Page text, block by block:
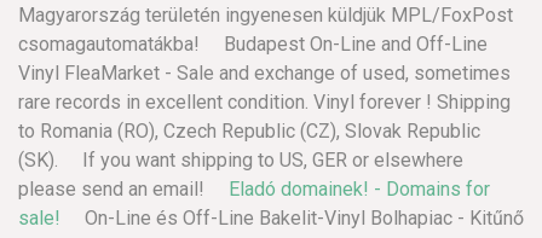
Magyarország területén ingyenesen küldjük MPL/FoxPost
csomagautomatákba! Budapest On-Line and Off-Line
Vinyl FleaMarket - Sale and exchange of used, sometimes
rare records in excellent condition. Vinyl forever ! Shipping
to Romania (RO), Czech Republic (CZ), Slovak Republic
(SK). If you want shipping to US, GER or elsewhere
please send an email! Eladó domainek! - Domains for
sale!
On-Line és Off-Line Bakelit-Vinyl Bolhapiac - Kitűnő